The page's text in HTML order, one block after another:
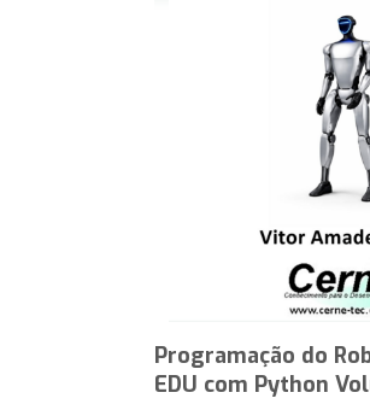
Programação do
EDU com Python